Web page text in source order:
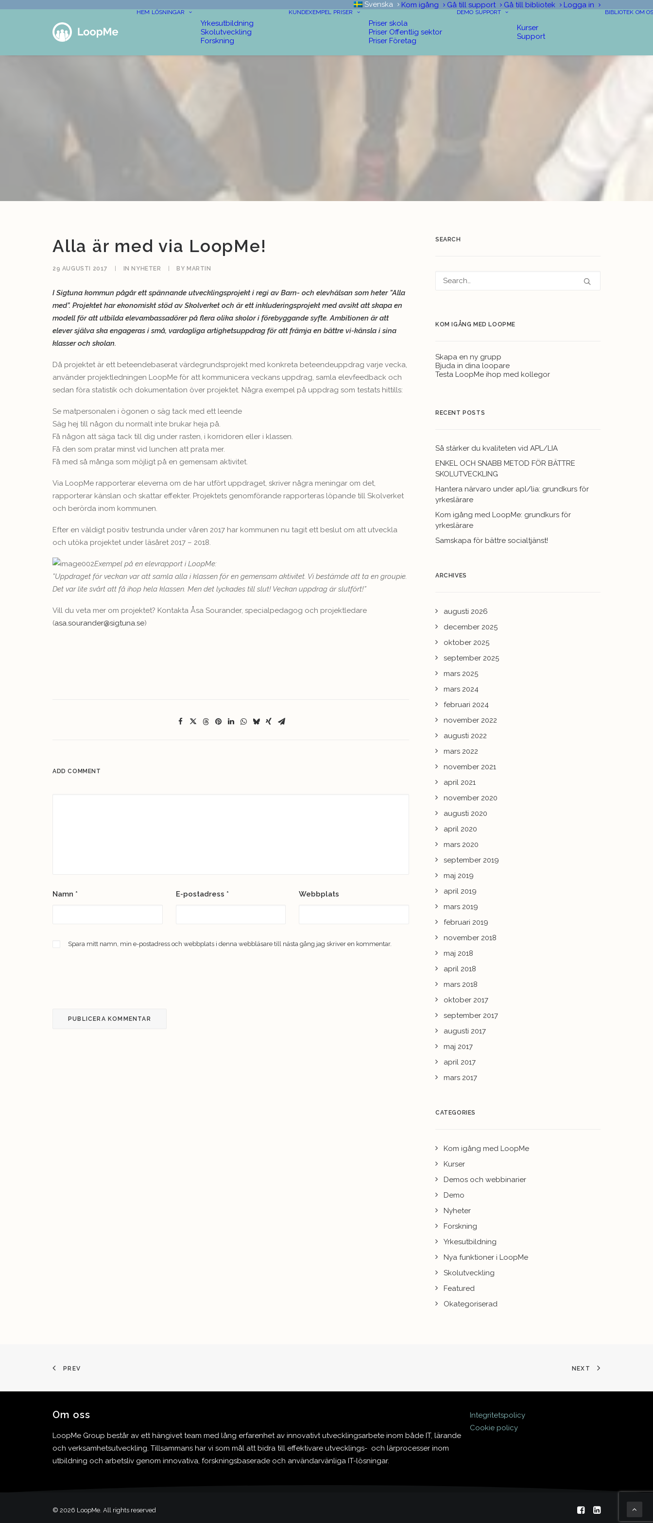
Svenska Kom igång Gå till support Gå till bibliotek Logga in
HEM LÖSNINGAR
Yrkesutbildning
Skolutveckling
Forskning
KUNDEXEMPEL PRISER
Priser skola
Priser Offentlig sektor
Priser Företag
DEMO SUPPORT
Kurser
Support
BIBLIOTEK OM
Alla är med via LoopMe!
29 AUGUSTI 2017 IN NYHETER BY MARTIN
I Sigtuna kommun pågår ett spännande utvecklingsprojekt i regi av Barn- och elevhälsan som heter ”Alla
med”. Projektet har ekonomiskt stöd av Skolverket och är ett inkluderingsprojekt med avsikt att skapa en
modell för att utbilda elevambassadörer på flera olika skolor i förebyggande syfte. Ambitionen är att
elever själva ska engageras i små, vardagliga artighetsuppdrag för att främja en bättre vi-känsla i sina
klasser och skolan.
Då projektet är ett beteendebaserat värdegrundsprojekt med konkreta beteendeuppdrag varje vecka,
använder projektledningen LoopMe för att kommunicera veckans uppdrag, samla elevfeedback och
sedan föra statistik och dokumentation över projektet. Några exempel på uppdrag som testats hittills:
Se matpersonalen i ögonen o säg tack med ett leende
Säg hej till någon du normalt inte brukar heja på.
Få någon att säga tack till dig under rasten, i korridoren eller i klassen.
Få den som pratar minst vid lunchen att prata mer.
Få med så många som möjligt på en gemensam aktivitet.
Via LoopMe rapporterar eleverna om de har utfört uppdraget, skriver några meningar om det,
rapporterar känslan och skattar effekter. Projektets genomförande rapporteras löpande till Skolverket
och berörda inom kommunen.
Efter en väldigt positiv testrunda under våren 2017 har kommunen nu tagit ett beslut om att utveckla
och utöka projektet under läsåret 2017 – 2018.
Exempel på en elevrapport i LoopMe:
”Uppdraget för veckan var att samla alla i klassen för en gemensam aktivitet. Vi bestämde att ta en groupie.
Det var lite svårt att få ihop hela klassen. Men det lyckades till slut! Veckan uppdrag är slutfört!”
Vill du veta mer om projektet? Kontakta Åsa Sourander, specialpedagog och projektledare
(asa.sourander@sigtuna.se)
ADD COMMENT
Namn * E-postadress * Webbplats
Spara mitt namn, min e-postadress och webbplats i denna webbläsare till nästa gång jag skriver en kommentar.
SEARCH
KOM IGÅNG MED LOOPME
Skapa en ny grupp
Bjuda in dina loopare
Testa LoopMe ihop med kollegor
RECENT POSTS
Så stärker du kvaliteten vid APL/LIA
ENKEL OCH SNABB METOD FÖR BÄTTRE
SKOLUTVECKLING
Hantera närvaro under apl/lia: grundkurs för
yrkeslärare
Kom igång med LoopMe: grundkurs för
yrkeslärare
Samskapa för bättre socialtjänst!
ARCHIVES
augusti 2026
december 2025
oktober 2025
september 2025
mars 2025
mars 2024
februari 2024
november 2022
augusti 2022
mars 2022
november 2021
april 2021
november 2020
augusti 2020
april 2020
mars 2020
september 2019
maj 2019
april 2019
mars 2019
februari 2019
november 2018
maj 2018
april 2018
mars 2018
oktober 2017
september 2017
augusti 2017
maj 2017
april 2017
mars 2017
CATEGORIES
Kom igång med LoopMe
Kurser
Demos och webbinarier
Demo
Nyheter
Forskning
Yrkesutbildning
Nya funktioner i LoopMe
Skolutveckling
Featured
Okategoriserad
PREV NEXT
Om oss
LoopMe Group består av ett hängivet team med lång erfarenhet av innovativt utvecklingsarbete inom både IT, lärande
och verksamhetsutveckling. Tillsammans har vi som mål att bidra till effektivare utvecklings- och lärprocesser inom
utbildning och arbetsliv genom innovativa, forskningsbaserade och användarvänliga IT-lösningar.
Integritetspolicy
Cookie policy
© 2026 LoopMe. All rights reserved